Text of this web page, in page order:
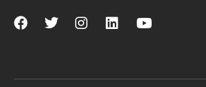
Nova
Facebook
Nova
Twitter
Nova
Instagram
Nova
LinkedInYouTube